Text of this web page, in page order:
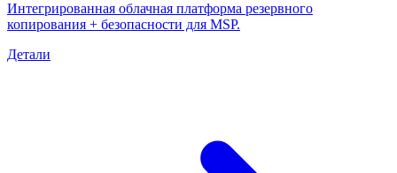
Интегрированная облачная платформа резервного
копирования + безопасности для MSP.
Детали